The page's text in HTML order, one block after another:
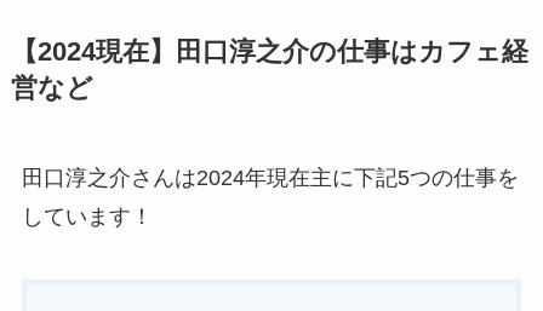
【2024現在】田口淳之介の仕事はカフェ経
営など
田口淳之介さんは2024年現在主に下記5つの仕事を
しています！